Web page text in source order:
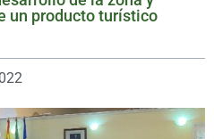
un producto turístico